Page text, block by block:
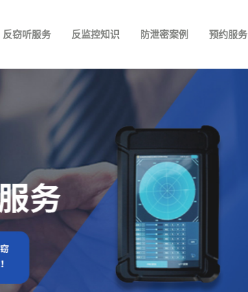
反窃听服务 反监控知识 防泄密案例 预约服务